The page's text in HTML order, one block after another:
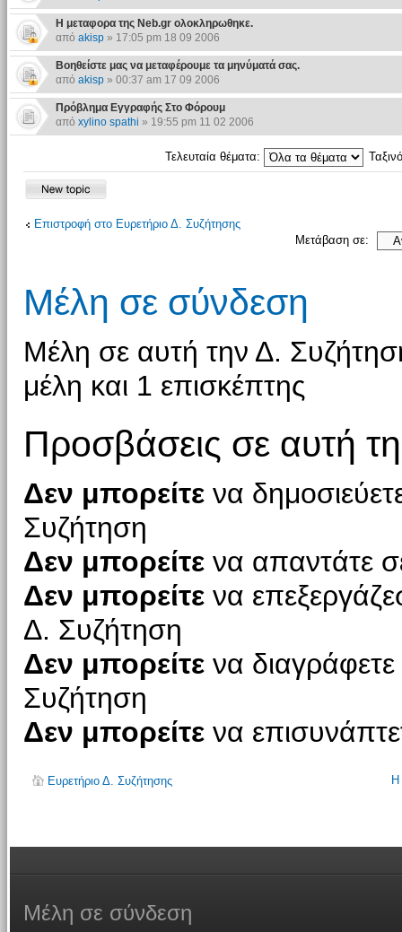
Η μεταφορα της Neb.gr ολοκληρωθηκε.
από akisp» 17:05 pm 18 09 2006
Βοηθείστε μας να μεταφέρουμε τα μηνύματά σας.
από akisp» 00:37 am 17 09 2006
Πρόβλημα Εγγραφής Στο Φόρουμ
από xylino spathi » 19:55 pm 11 02 2006
Τελευταία θέματα:
Επιστροφή στο Ευρετήριο Δ. Συζήτησης
Μετάβαση σε:
Μέλη σε σύνδεση
Μέλη σε αυτή την Δ.
μέλη και 1 επισκέπτης
Προσβάσεις σε αυτή
Δεν μπορείτενα
Συζήτηση
Δεν μπορείτενα απαντάτε
Δεν μπορείτενα
Δ. Συζήτηση
Δεν μπορείτενα διαγράφετε
Συζήτηση
Δεν μπορείτενα
Ευρετήριο Δ. Συζήτησης Η
Μέλη σε σύνδεση